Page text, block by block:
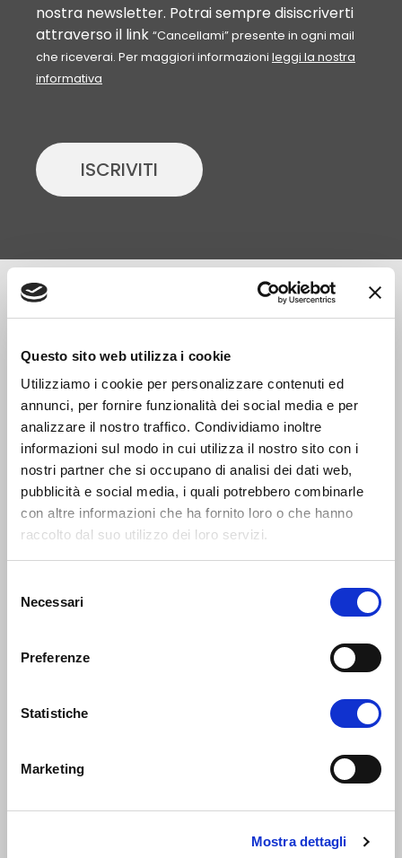
Questo sito web utilizza i cookie
Utilizziamo i cookie per personalizzare contenuti ed
annunci, per fornire funzionalità dei social media e per
analizzare il nostro traffico. Condividiamo inoltre
informazioni sul modo in cui utilizza il nostro sito con i
nostri partner che si occupano di analisi dei dati web,
pubblicità e social media, i quali potrebbero combinarle
con altre informazioni che ha fornito loro o che hanno
raccolto dal suo utilizzo dei loro servizi.
delNecessari
Preferenze
Statistiche
Marketing
Mostra dettagli
nostra newsletter. Potrai sempre disiscriverti
attraverso il link “Cancellami” presente in ogni mail
che riceverai. Per maggiori informazioni leggi la nostra
informativa
ISCRIVITI
DPS Solving produce interamente in Italia
soluzioni tecnologicamente evolute,ad
altissimo grado di innovazione, per
l’architetturaoutdoore ilcomfort acustico
indoor.
60035 Jesi (AN) - Italy
Sede produzione: